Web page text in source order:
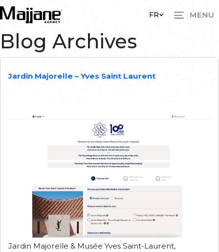
Skip to main content
FR
Blog Archives
Jardin Majorelle – Yves Saint Laurent
Jardin Majorelle & Musée Yves Saint-Laurent,